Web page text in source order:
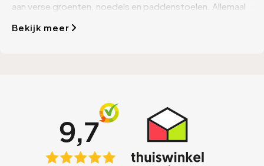
aan verse groenten, noedels en paddenstoelen. Allemaal
Jouw bestelling, jouw keuze:
Shabu van Beef Boutique. Plaats snel jouw bestelling en
trakteer jezelf op een culinaire reis die je zintuigen zal
Ontdek de perfectie:
ernaar om alleen het beste aan onze klanten te bieden.
Bekijk meer